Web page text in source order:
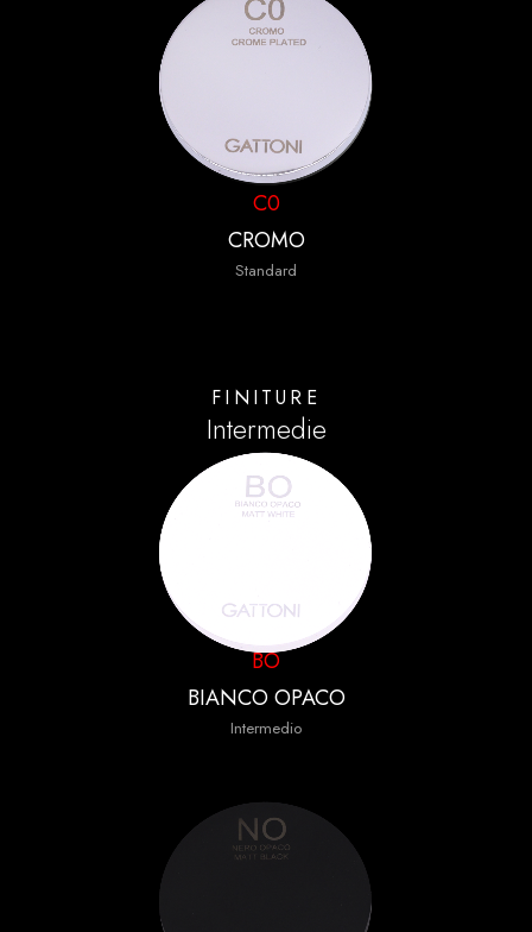
C0
CROMO
Standard
FINITURE
Intermedie
BO
BIANCO OPACO
Intermedio